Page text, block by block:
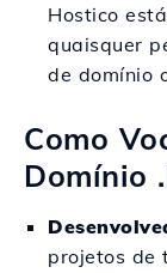
Hostico
quaisquer
de domínio
Como
Domínio
projetos de